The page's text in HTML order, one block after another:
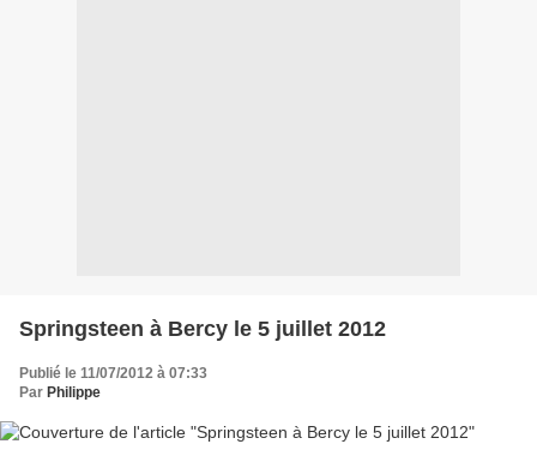
Springsteen à Bercy le 5 juillet 2012
Publié le 11/07/2012 à 07:33
Par Philippe